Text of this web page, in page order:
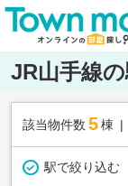
JR山手線
該当物件数 5棟
駅で絞り込む